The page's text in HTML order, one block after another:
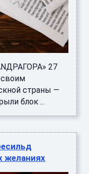
27
страны —
блок ...
желаниях